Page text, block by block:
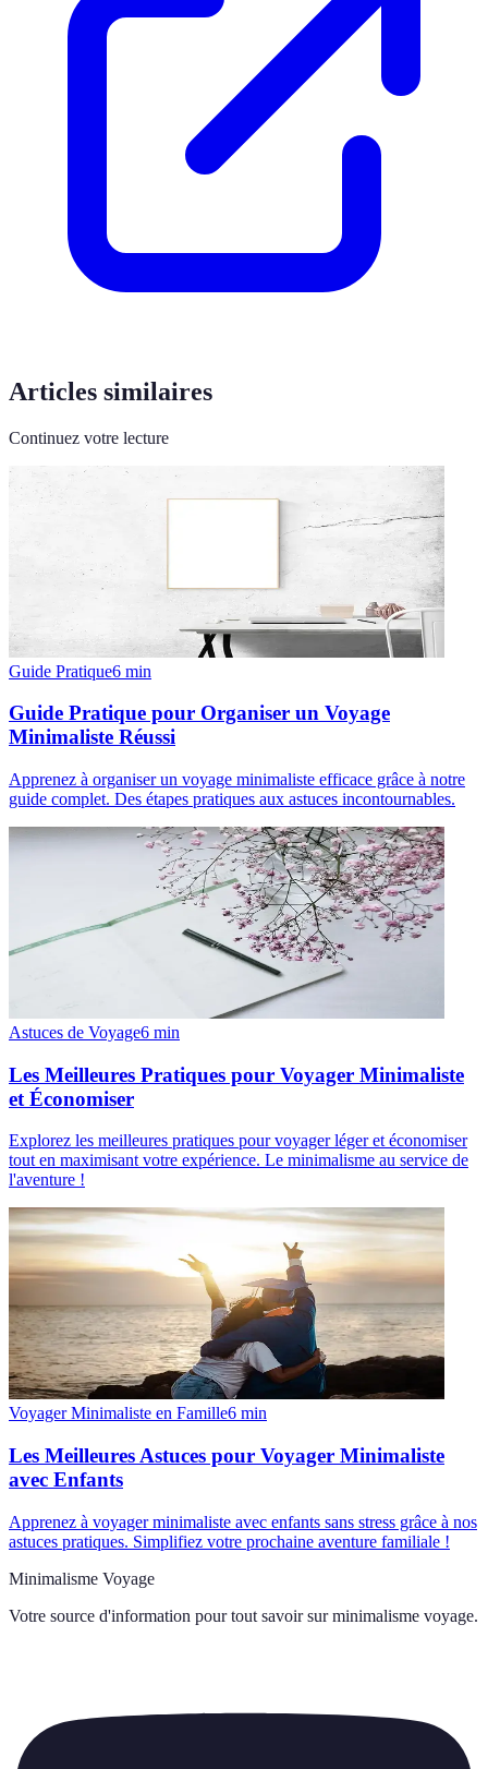
Articles similaires
Continuez votre lecture
Guide Pratique6 min
Guide Pratique pour Organiser un Voyage
Minimaliste Réussi
Apprenez à organiser un voyage minimaliste efficace grâce à notre
guide complet. Des étapes pratiques aux astuces incontournables.
Astuces de Voyage6 min
Les Meilleures Pratiques pour Voyager Minimaliste
et Économiser
Explorez les meilleures pratiques pour voyager léger et économiser
tout en maximisant votre expérience. Le minimalisme au service de
l'aventure !
Voyager Minimaliste en Famille6 min
Les Meilleures Astuces pour Voyager Minimaliste
avec Enfants
Apprenez à voyager minimaliste avec enfants sans stress grâce à nos
astuces pratiques. Simplifiez votre prochaine aventure familiale !
Minimalisme Voyage
Votre source d'information pour tout savoir sur minimalisme voyage.